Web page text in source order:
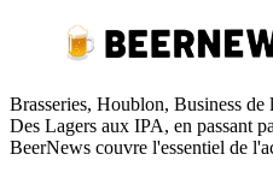
Brasseries, Houblon, Business
Des Lagers aux IPA, en passant
BeerNews couvre l'essentiel de